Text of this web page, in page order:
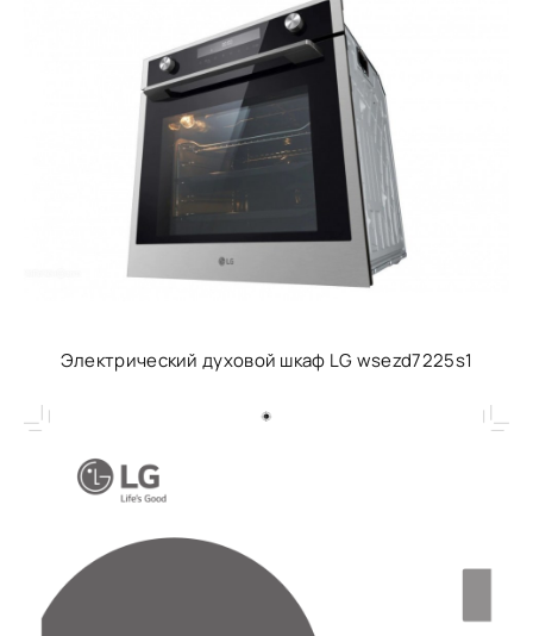
Электрический духовой шкаф LG wsezd7225s1